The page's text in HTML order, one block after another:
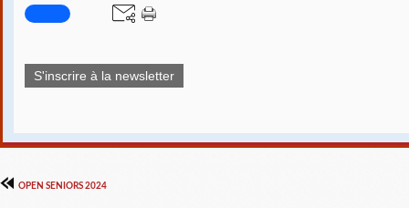
S'inscrire à la newsletter
OPEN SENIORS 2024